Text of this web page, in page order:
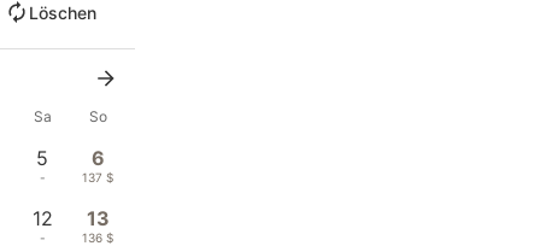
Löschen
Sa So
5
-
6
137 $
12
-
13
136 $